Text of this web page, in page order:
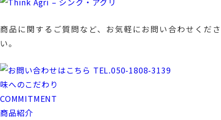
商品に関するご質問など、お気軽にお問い合わせくださ
い。
TEL.050-1808-3139
味へのこだわり
COMMITMENT
商品紹介